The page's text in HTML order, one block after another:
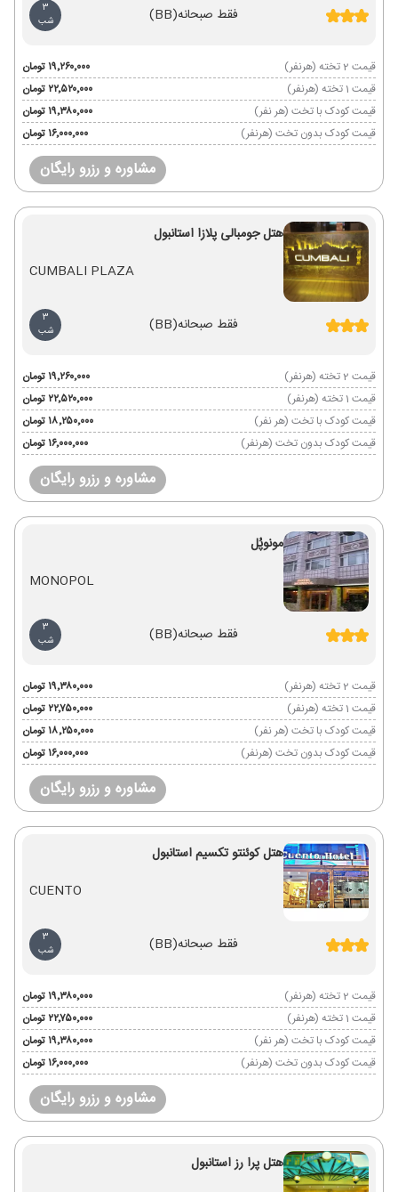
فقط صبحانه(BB)
3
شب
قیمت 2 تخته (هرنفر)
۱۹٬۲۶۰٬۰۰۰ تومان
قیمت 1 تخته (هرنفر)
۲۲٬۵۲۰٬۰۰۰ تومان
قیمت کودک با تخت (هر نفر)
۱۹٬۳۸۰٬۰۰۰ تومان
قیمت کودک بدون تخت (هرنفر)
۱۶٬۰۰۰٬۰۰۰ تومان
مشاوره و رزرو رایگان
هتل جومبالی پلازا استانبول
CUMBALI PLAZA
فقط صبحانه(BB)
3
شب
قیمت 2 تخته (هرنفر)
۱۹٬۲۶۰٬۰۰۰ تومان
قیمت 1 تخته (هرنفر)
۲۲٬۵۲۰٬۰۰۰ تومان
قیمت کودک با تخت (هر نفر)
۱۸٬۲۵۰٬۰۰۰ تومان
قیمت کودک بدون تخت (هرنفر)
۱۶٬۰۰۰٬۰۰۰ تومان
مشاوره و رزرو رایگان
مونوپُل
MONOPOL
فقط صبحانه(BB)
3
شب
قیمت 2 تخته (هرنفر)
۱۹٬۳۸۰٬۰۰۰ تومان
قیمت 1 تخته (هرنفر)
۲۲٬۷۵۰٬۰۰۰ تومان
قیمت کودک با تخت (هر نفر)
۱۸٬۲۵۰٬۰۰۰ تومان
قیمت کودک بدون تخت (هرنفر)
۱۶٬۰۰۰٬۰۰۰ تومان
مشاوره و رزرو رایگان
هتل کوئنتو تکسیم استانبول
CUENTO
فقط صبحانه(BB)
3
شب
قیمت 2 تخته (هرنفر)
۱۹٬۳۸۰٬۰۰۰ تومان
قیمت 1 تخته (هرنفر)
۲۲٬۷۵۰٬۰۰۰ تومان
قیمت کودک با تخت (هر نفر)
۱۹٬۳۸۰٬۰۰۰ تومان
قیمت کودک بدون تخت (هرنفر)
۱۶٬۰۰۰٬۰۰۰ تومان
مشاوره و رزرو رایگان
هتل پرا رز استانبول